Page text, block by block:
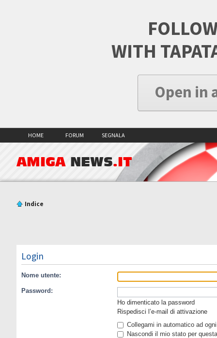
WITH
Open in
HOME FORUM SEGNALA
AMIGA NEWS.IT
Indice
Login
Nome utente:
Password:
Ho dimenticato la password
Rispedisci l’e-mail di attivazione
Collegami in automatico ad
Nascondi il mio stato per